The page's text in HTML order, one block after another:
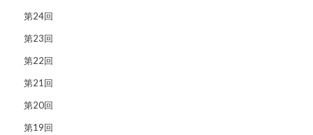
第24回
第23回
第22回
第21回
第20回
第19回